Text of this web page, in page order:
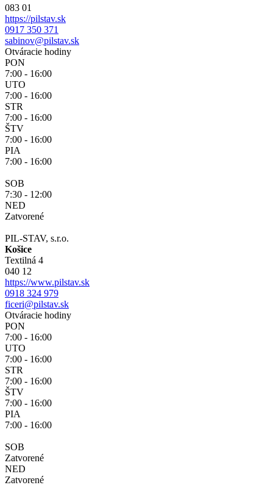
083 01
https://pilstav.sk
0917 350 371
sabinov@pilstav.sk
Otváracie hodiny
PON
7:00 - 16:00
UTO
7:00 - 16:00
STR
7:00 - 16:00
ŠTV
7:00 - 16:00
PIA
7:00 - 16:00
SOB
7:30 - 12:00
NED
Zatvorené
PIL-STAV, s.r.o.
Košice
Textilná 4
040 12
https://www.pilstav.sk
0918 324 979
ficeri@pilstav.sk
Otváracie hodiny
PON
7:00 - 16:00
UTO
7:00 - 16:00
STR
7:00 - 16:00
ŠTV
7:00 - 16:00
PIA
7:00 - 16:00
SOB
Zatvorené
NED
Zatvorené